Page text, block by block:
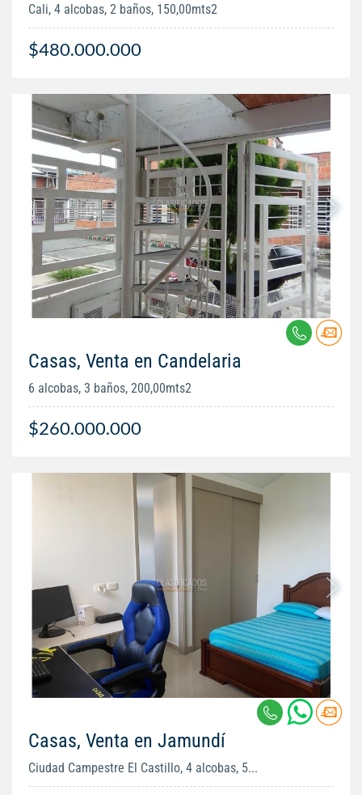
Cali, 4 alcobas, 2 baños, 150,00mts2
$480.000.000
Casas, Venta en Candelaria
6 alcobas, 3 baños, 200,00mts2
$260.000.000
Casas, Venta en Jamundí
Ciudad Campestre El Castillo, 4 alcobas, 5...